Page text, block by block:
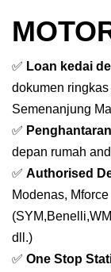
✅ Loan kedai
dokumen
Semenanjung
✅
depan rumah
✅ Authorised
Modenas, Mforce
dll.)
✅ One Stop